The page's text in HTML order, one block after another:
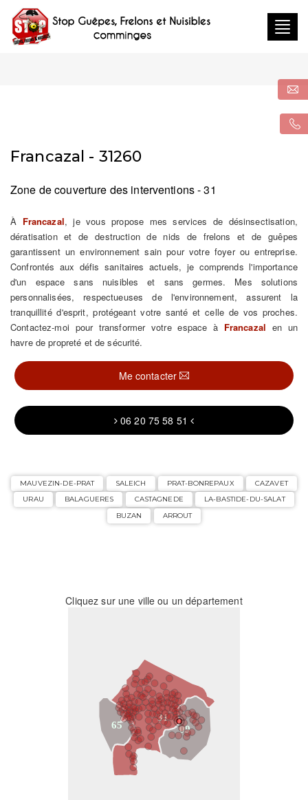
Francazal - 31260
Zone de couverture des interventions - 31
À Francazal, je vous propose mes services de désinsectisation,
dératisation et de destruction de nids de frelons et de guêpes
garantissent un environnement sain pour votre foyer ou entreprise.
Confrontés aux défis sanitaires actuels, je comprends l'importance
d'un espace sans nuisibles et sans germes. Mes solutions
personnalisées, respectueuses de l'environnement, assurent la
tranquillité d'esprit, protégeant votre santé et celle de vos proches.
Contactez-moi pour transformer votre espace à Francazal en un
havre de propreté et de sécurité.
Me contacter
06 20 75 58 51
MAUVEZIN-DE-PRAT SALEICH PRAT-BONREPAUX
CAZAVET
URAU
BALAGUERES CASTAGNEDE
LA-BASTIDE-DU-SALAT
BUZAN
ARROUT
Cliquez sur une ville ou un département
31
09
65